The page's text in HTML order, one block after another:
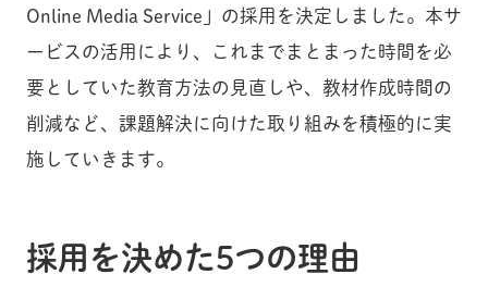
Online Media Service」の採用を決定しました。本サ
ービスの活用により、これまでまとまった時間を必
要としていた教育方法の見直しや、教材作成時間の
削減など、課題解決に向けた取り組みを積極的に実
施していきます。
採用を決めた5つの理由